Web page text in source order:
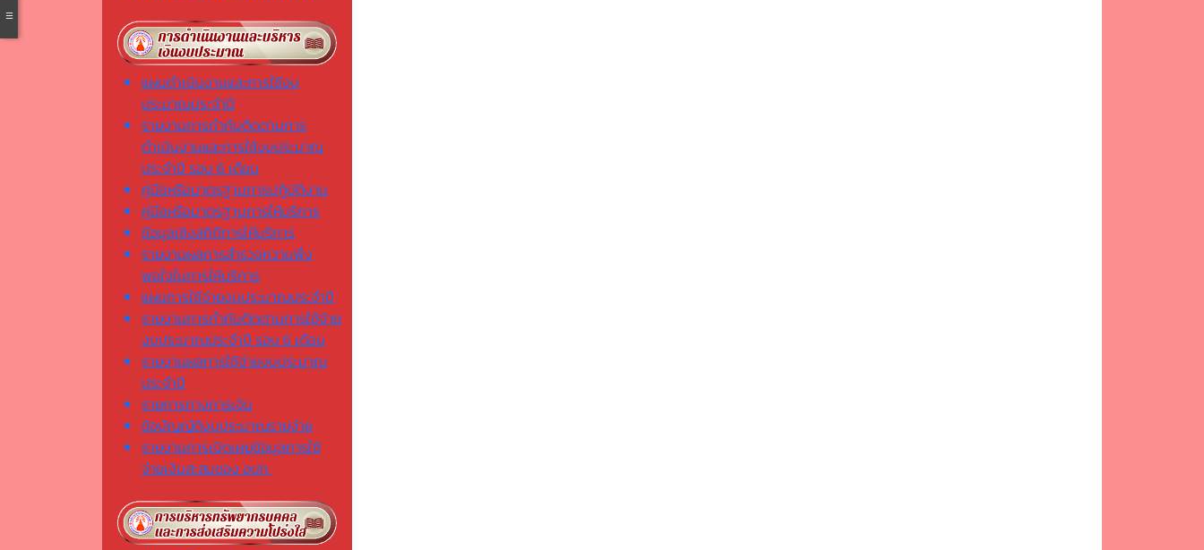
แผนดำเนินงานและการใช้งบ
ประมาณประจำปี
รายงานการกำกับติดตามการ
ดำเนินงานและการใช้งบประมาณ
ประจำปี รอบ 6 เดือน
คู่มือหรือมาตรฐานการปฏิบัติงาน
คู่มือหรือมาตรฐานการให้บริการ
ข้อมูลเชิงสถิติการให้บริการ
รายงานผลการสำรวจความพึง
พอใจในการให้บริการ
แผนการใช้จ่ายงบประมาณประจำปี
รายงานการกำกับติดตามการใช้จ่าย
งบประมาณประจำปี รอบ 6 เดือน
รายงานผลการใช้จ่ายงบประมาณ
ประจำปี
รายการทางการเงิน
ข้อบัญญัติงบประมาณรายจ่าย
รายงานการเปิดเผยข้อมูลการใช้
จ่ายเงินสะสมของ อปท.